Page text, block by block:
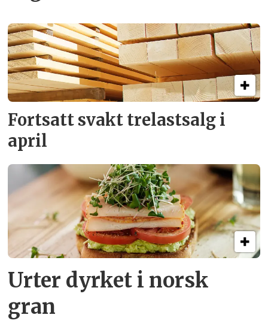
Fortsatt svakt trelastsalg i
april
Urter dyrket i norsk
gran